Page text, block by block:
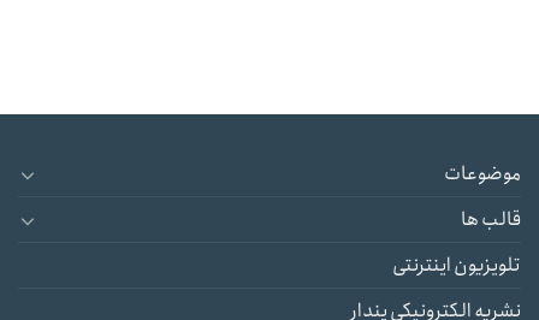
موضوعات
قالب ها
تلویزیون اینترنتی
نشریه الکترونیکی پندار